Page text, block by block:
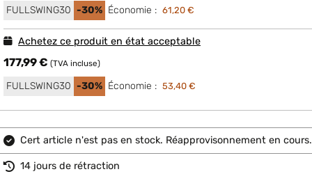
FULLSWING30 -30% Économie : 61,20 €
Achetez ce produit en état acceptable
177,99 € (TVA incluse)
FULLSWING30 -30% Économie : 53,40 €
Cert article n'est pas en stock. Réapprovisonnement en cours.
14 jours de rétraction